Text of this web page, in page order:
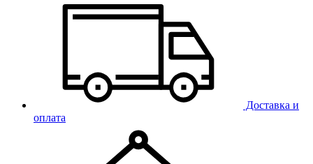
Доставка и
оплата